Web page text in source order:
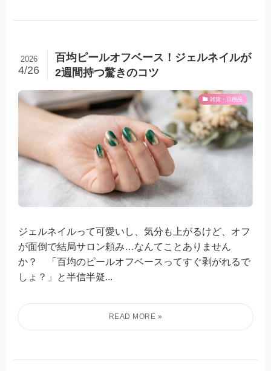
百均ピールオフベース！ジェルネイルが
2週間持つ驚きのコツ
2026
4/26
雑貨・日用品
ジェルネイルって可愛いし、気分も上がるけど、オフ
が面倒で結局サロン頼み…なんてことありません
か？ 「百均のピールオフベースってすぐ剥がれるで
しょ？」と半信半疑...